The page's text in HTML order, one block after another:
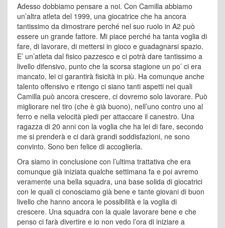
Adesso dobbiamo pensare a noi. Con Camilla abbiamo
un’altra atleta del 1999, una giocatrice che ha ancora
tantissimo da dimostrare perché nel suo ruolo in A2 può
essere un grande fattore. Mi piace perché ha tanta voglia di
fare, di lavorare, di mettersi in gioco e guadagnarsi spazio.
E’ un’atleta dal fisico pazzesco e ci potrà dare tantissimo a
livello difensivo, punto che la scorsa stagione un po’ ci era
mancato, lei ci garantirà fisicità in più. Ha comunque anche
talento offensivo e ritengo ci siano tanti aspetti nei quali
Camilla può ancora crescere, ci dovremo solo lavorare. Può
migliorare nel tiro (che è già buono), nell’uno contro uno al
ferro e nella velocità piedi per attaccare il canestro. Una
ragazza di 20 anni con la voglia che ha lei di fare, secondo
me si prenderà e ci darà grandi soddisfazioni, ne sono
convinto. Sono ben felice di accoglierla.
Ora siamo in conclusione con l’ultima trattativa che era
comunque già iniziata qualche settimana fa e poi avremo
veramente una bella squadra, una base solida di giocatrici
con le quali ci conosciamo già bene e tante giovani di buon
livello che hanno ancora le possibilità e la voglia di
crescere. Una squadra con la quale lavorare bene e che
penso ci farà divertire e io non vedo l’ora di iniziare a